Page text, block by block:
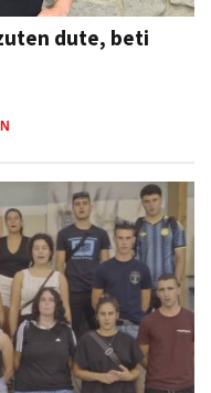
dute, beti